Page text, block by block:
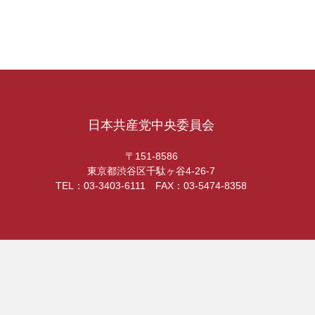
日本共産党中央委員会
〒151-8586
東京都渋谷区千駄ヶ谷4-26-7
TEL：03-3403-6111 FAX：03-5474-8358